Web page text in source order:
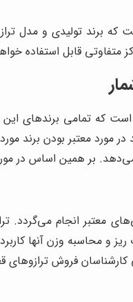
که برند تولیدی و مدل
متفاوتی قابل استفاده
است که تمامی برندهای این
مورد معتبر بودن برند
می‌دهد. بر همین اساس
معتبر انجام می‌گردد.
و محاسبه وزن آنها
فروش ترازوهای